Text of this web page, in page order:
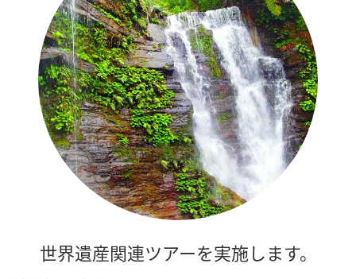
世界遺産関連ツアーを実施します。